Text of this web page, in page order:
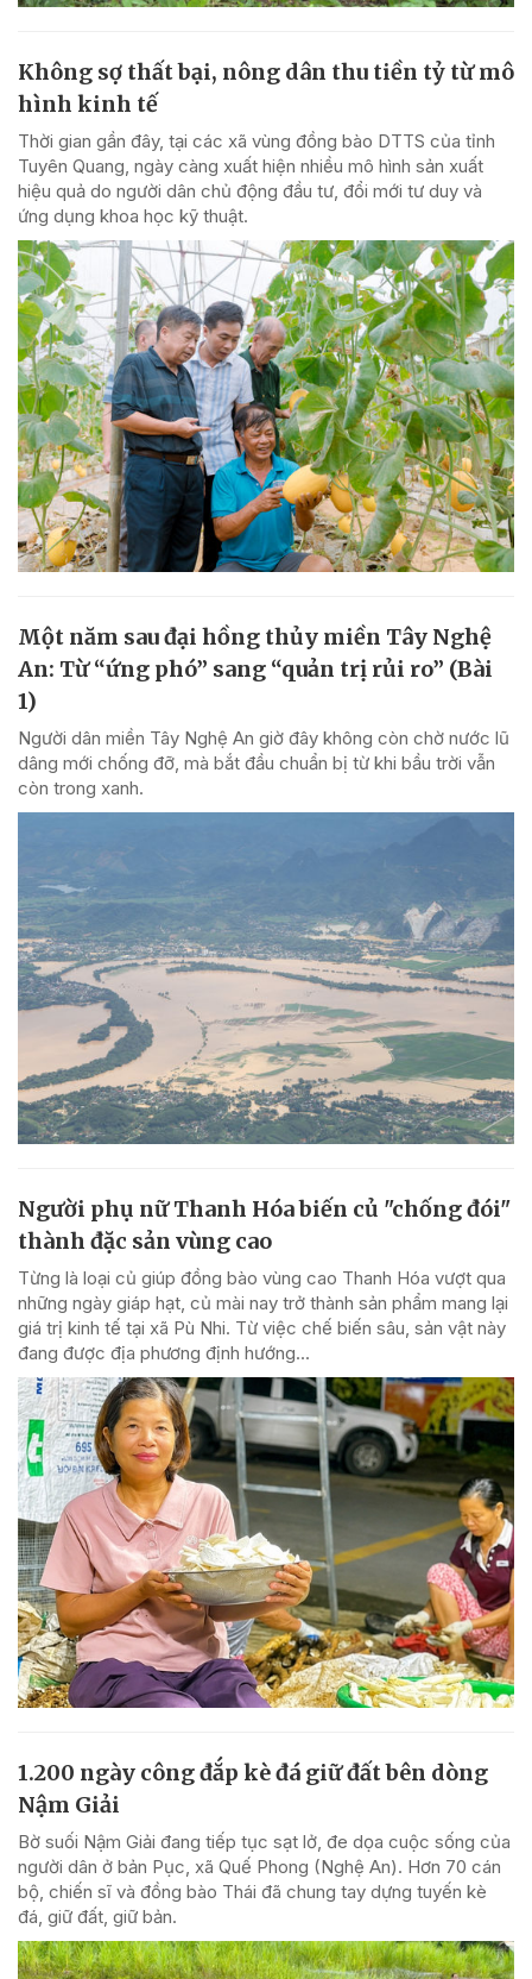
Không sợ thất bại, nông dân thu tiền tỷ từ mô
hình kinh tế
Thời gian gần đây, tại các xã vùng đồng bào DTTS của tỉnh
Tuyên Quang, ngày càng xuất hiện nhiều mô hình sản xuất
hiệu quả do người dân chủ động đầu tư, đổi mới tư duy và
ứng dụng khoa học kỹ thuật.
Một năm sau đại hồng thủy miền Tây Nghệ
An: Từ “ứng phó” sang “quản trị rủi ro” (Bài
1)
Người dân miền Tây Nghệ An giờ đây không còn chờ nước lũ
dâng mới chống đỡ, mà bắt đầu chuẩn bị từ khi bầu trời vẫn
còn trong xanh.
Người phụ nữ Thanh Hóa biến củ "chống đói"
thành đặc sản vùng cao
Từng là loại củ giúp đồng bào vùng cao Thanh Hóa vượt qua
những ngày giáp hạt, củ mài nay trở thành sản phẩm mang lại
giá trị kinh tế tại xã Pù Nhi. Từ việc chế biến sâu, sản vật này
đang được địa phương định hướng...
1.200 ngày công đắp kè đá giữ đất bên dòng
Nậm Giải
Bờ suối Nậm Giải đang tiếp tục sạt lở, đe dọa cuộc sống của
người dân ở bản Pục, xã Quế Phong (Nghệ An). Hơn 70 cán
bộ, chiến sĩ và đồng bào Thái đã chung tay dựng tuyến kè
đá, giữ đất, giữ bản.